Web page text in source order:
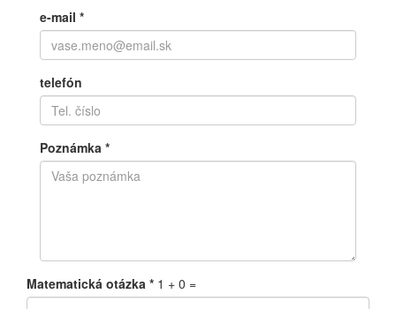
e-mail *
telefón
Poznámka *
Matematická otázka * 1 + 0 =